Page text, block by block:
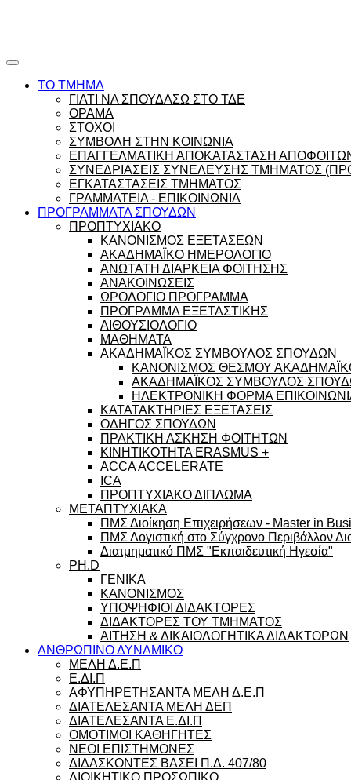
ΤΟ ΤΜΗΜΑ
ΓΙΑΤΙ ΝΑ ΣΠΟΥΔΑΣΩ ΣΤΟ ΤΔΕ
ΟΡΑΜΑ
ΣΤΟΧΟΙ
ΣΥΜΒΟΛΗ ΣΤΗΝ ΚΟΙΝΩΝΙΑ
ΕΠΑΓΓΕΛΜΑΤΙΚΗ ΑΠΟΚΑΤΑΣΤΑΣΗ
ΣΥΝΕΔΡΙΑΣΕΙΣ ΣΥΝΕΛΕΥΣΗΣ ΤΜΗΜΑΤΟΣ
ΕΓΚΑΤΑΣΤΑΣΕΙΣ ΤΜΗΜΑΤΟΣ
ΓΡΑΜΜΑΤΕΙΑ - ΕΠΙΚΟΙΝΩΝΙΑ
ΠΡΟΓΡΑΜΜΑΤΑ ΣΠΟΥΔΩΝ
ΠΡΟΠΤΥΧΙΑΚΟ
ΚΑΝΟΝΙΣΜΟΣ ΕΞΕΤΑΣΕΩΝ
ΑΚΑΔΗΜΑΪΚΟ ΗΜΕΡΟΛΟΓΙΟ
ΑΝΩΤΑΤΗ ΔΙΑΡΚΕΙΑ ΦΟΙΤΗΣΗΣ
ΑΝΑΚΟΙΝΩΣΕΙΣ
ΩΡΟΛΟΓΙΟ ΠΡΟΓΡΑΜΜΑ
ΠΡΟΓΡΑΜΜΑ ΕΞΕΤΑΣΤΙΚΗΣ
ΑΙΘΟΥΣΙΟΛΟΓΙΟ
ΜΑΘΗΜΑΤΑ
ΑΚΑΔΗΜΑΪΚΟΣ ΣΥΜΒΟΥΛΟΣ ΣΠΟΥΔΩΝ
ΚΑΝΟΝΙΣΜΟΣ ΘΕΣΜΟΥ
ΑΚΑΔΗΜΑΪΚΟΣ ΣΥΜΒΟΥΛΟΣ
ΗΛΕΚΤΡΟΝΙΚΗ ΦΟΡΜΑ
ΚΑΤΑΤΑΚΤΗΡΙΕΣ ΕΞΕΤΑΣΕΙΣ
ΟΔΗΓΟΣ ΣΠΟΥΔΩΝ
ΠΡΑΚΤΙΚΗ ΑΣΚΗΣΗ ΦΟΙΤΗΤΩΝ
ΚΙΝΗΤΙΚΟΤΗΤΑ ERASMUS +
ACCA ACCELERATE
ICA
ΠΡΟΠΤΥΧΙΑΚΟ ΔΙΠΛΩΜΑ
ΜΕΤΑΠΤΥΧΙΑΚΑ
ΠΜΣ Διοίκηση Επιχειρήσεων - Master in
ΠΜΣ Λογιστική στο Σύγχρονο Περιβάλλον
Διατμηματικό ΠΜΣ "Εκπαιδευτική Ηγεσία"
PH.D
ΓΕΝΙΚΑ
ΚΑΝΟΝΙΣΜΟΣ
ΥΠΟΨΗΦΙΟΙ ΔΙΔΑΚΤΟΡΕΣ
ΔΙΔΑΚΤΟΡΕΣ ΤΟΥ ΤΜΗΜΑΤΟΣ
ΑΙΤΗΣΗ & ΔΙΚΑΙΟΛΟΓΗΤΙΚΑ ΔΙΔΑΚΤΟΡΩΝ
ΑΝΘΡΩΠΙΝΟ ΔΥΝΑΜΙΚΟ
ΜΕΛΗ Δ.Ε.Π
Ε.ΔΙ.Π
ΑΦΥΠΗΡΕΤΗΣΑΝΤΑ ΜΕΛΗ Δ.Ε.Π
ΔΙΑΤΕΛΕΣΑΝΤΑ ΜΕΛΗ ΔΕΠ
ΔΙΑΤΕΛΕΣΑΝΤΑ Ε.ΔΙ.Π
ΟΜΟΤΙΜΟΙ ΚΑΘΗΓΗΤΕΣ
ΝΕΟΙ ΕΠΙΣΤΗΜΟΝΕΣ
ΔΙΔΑΣΚΟΝΤΕΣ ΒΑΣΕΙ Π.Δ. 407/80
ΔΙΟΙΚΗΤΙΚΟ ΠΡΟΣΩΠΙΚΟ